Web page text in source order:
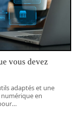
vous devez
adaptés et une
en
…